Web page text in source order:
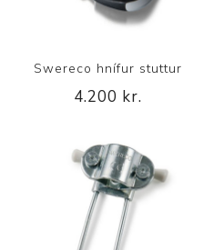
Swereco hnífur stuttur
4.200 kr.